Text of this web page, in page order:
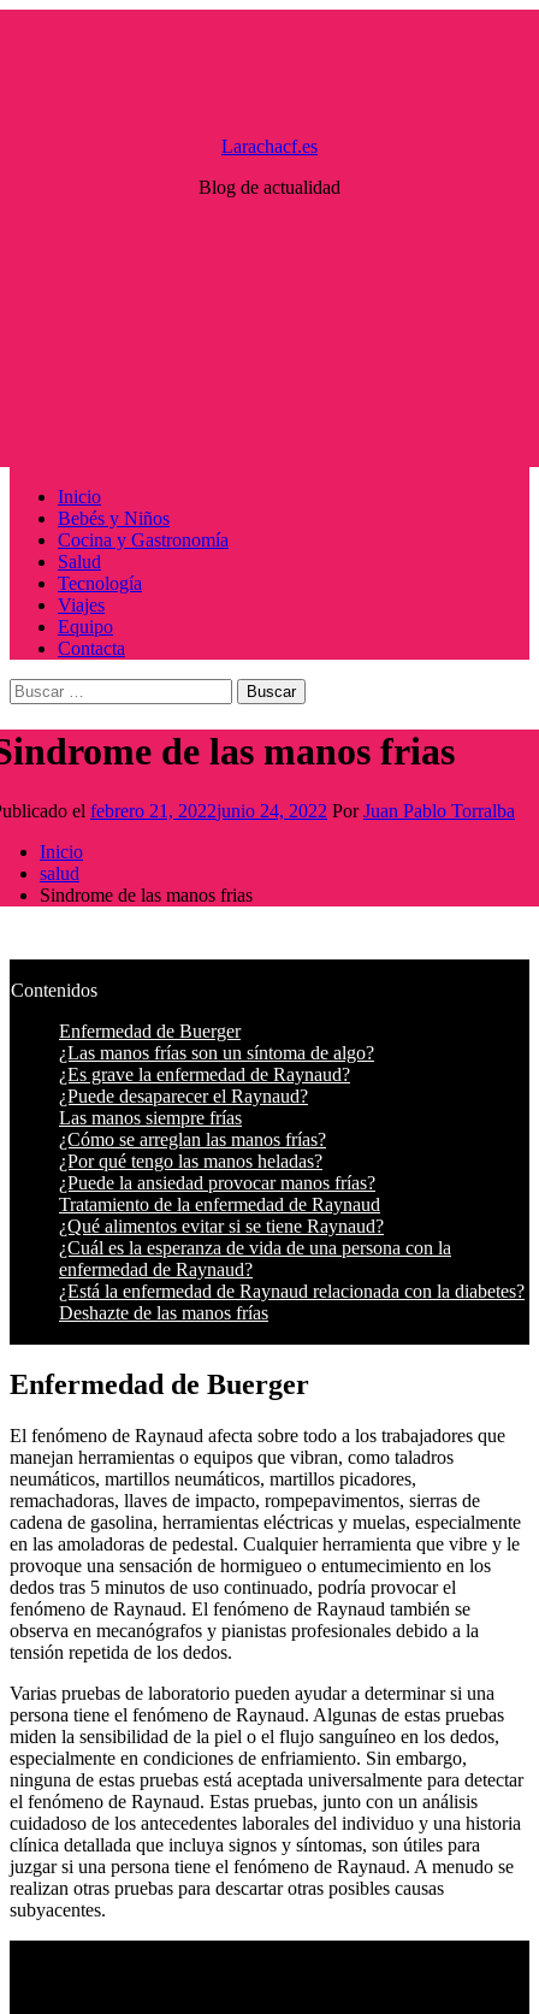
Larachacf.es
Blog de actualidad
Menú
principal
Inicio
Bebés y Niños
Cocina y Gastronomía
Salud
Tecnología
Viajes
Equipo
Contacta
Buscar:
de las manos frias
el febrero 21, 2022junio 24, 2022 PorJuan Pablo Torralba
Inicio
salud
Sindrome de las manos frias
Contenidos
Enfermedad de Buerger
¿Las manos frías son un síntoma de algo?
¿Es grave la enfermedad de Raynaud?
¿Puede desaparecer el Raynaud?
Las manos siempre frías
¿Cómo se arreglan las manos frías?
¿Por qué tengo las manos heladas?
¿Puede la ansiedad provocar manos frías?
Tratamiento de la enfermedad de Raynaud
¿Qué alimentos evitar si se tiene Raynaud?
¿Cuál es la esperanza de vida de una persona con la
enfermedad de Raynaud?
¿Está la enfermedad de Raynaud relacionada con la diabetes?
Deshazte de las manos frías
Enfermedad de Buerger
El fenómeno de Raynaud afecta sobre todo a los trabajadores que
manejan herramientas o equipos que vibran, como taladros
neumáticos, martillos neumáticos, martillos picadores,
remachadoras, llaves de impacto, rompepavimentos, sierras de
cadena de gasolina, herramientas eléctricas y muelas, especialmente
en las amoladoras de pedestal. Cualquier herramienta que vibre y le
provoque una sensación de hormigueo o entumecimiento en los
dedos tras 5 minutos de uso continuado, podría provocar el
fenómeno de Raynaud. El fenómeno de Raynaud también se
observa en mecanógrafos y pianistas profesionales debido a la
tensión repetida de los dedos.
Varias pruebas de laboratorio pueden ayudar a determinar si una
persona tiene el fenómeno de Raynaud. Algunas de estas pruebas
miden la sensibilidad de la piel o el flujo sanguíneo en los dedos,
especialmente en condiciones de enfriamiento. Sin embargo,
ninguna de estas pruebas está aceptada universalmente para detectar
el fenómeno de Raynaud. Estas pruebas, junto con un análisis
cuidadoso de los antecedentes laborales del individuo y una historia
clínica detallada que incluya signos y síntomas, son útiles para
juzgar si una persona tiene el fenómeno de Raynaud. A menudo se
realizan otras pruebas para descartar otras posibles causas
subyacentes.